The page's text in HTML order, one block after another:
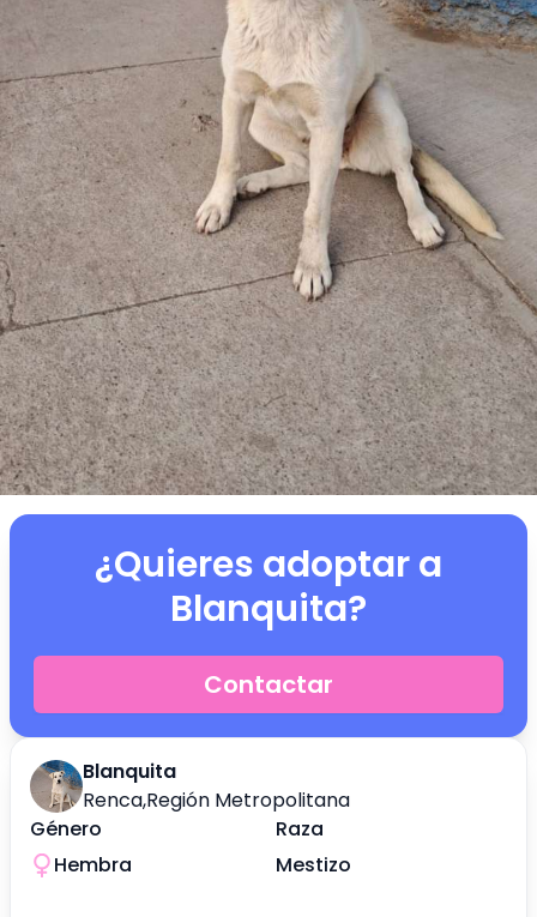
Blanquita
Renca,Región Metropolitana
Género
Hembra
Raza
Mestizo
¿Quieres adoptar a
Blanquita?
Contactar